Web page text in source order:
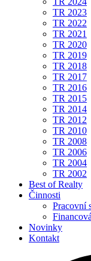
TR 2023
TR 2022
TR 2021
TR 2020
TR 2019
TR 2018
TR 2017
TR 2016
TR 2015
TR 2014
TR 2012
TR 2010
TR 2008
TR 2006
TR 2004
TR 2002
Best of Realty
Činnosti
Pracovní
Novinky
Kontakt